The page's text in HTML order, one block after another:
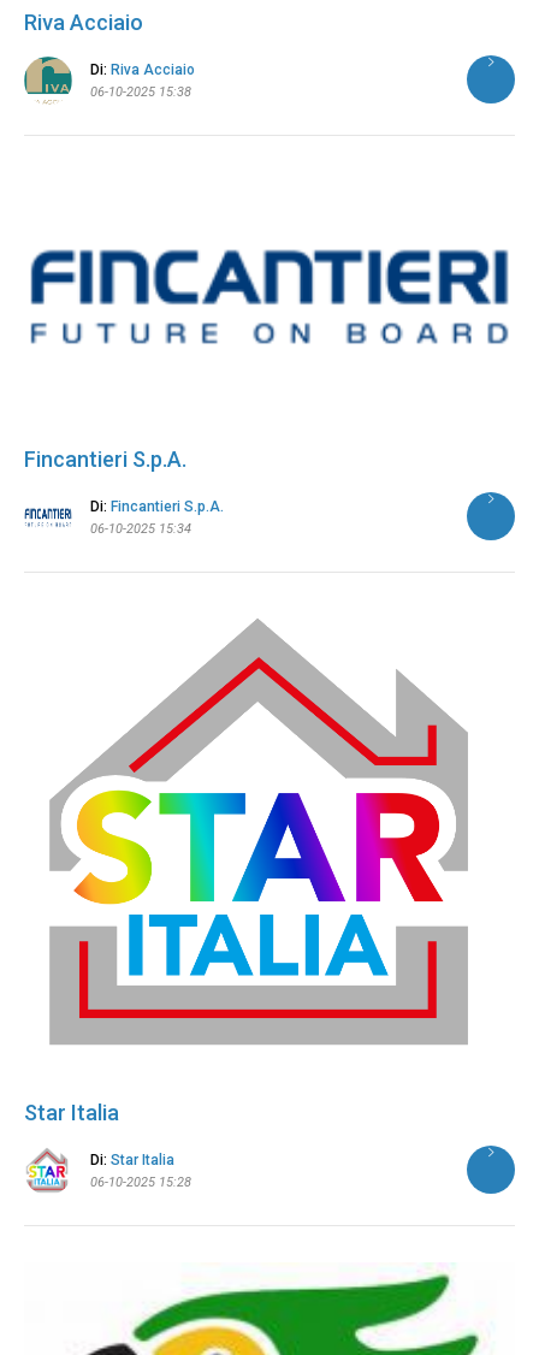
Riva Acciaio
Di: Riva Acciaio
06-10-2025 15:38
Fincantieri S.p.A.
Di: Fincantieri S.p.A.
06-10-2025 15:34
Star Italia
Di: Star Italia
06-10-2025 15:28